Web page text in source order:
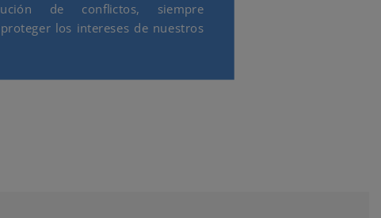
de conflictos, siempre
los intereses de nuestros